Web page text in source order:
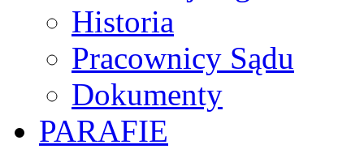
Historia
Pracownicy Sądu
Dokumenty
PARAFIE